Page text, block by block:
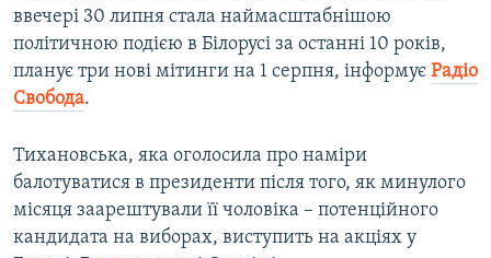
ввечері 30 липня стала наймасштабнішою
політичною подією в Білорусі за останні 10 років,
планує три нові мітинги на 1 серпня, інформує Радіо
Свобода.
Тихановська, яка оголосила про наміри
балотуватися в президенти після того, як минулого
місяця заарештували її чоловіка – потенційного
кандидата на виборах, виступить на акціях у